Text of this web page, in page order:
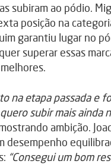
subiram ao pódio.
posição na
garantiu lugar no
superar essas
na etapa passada e
subir mais ainda
ambição.
desempenho
“Consegui um bom